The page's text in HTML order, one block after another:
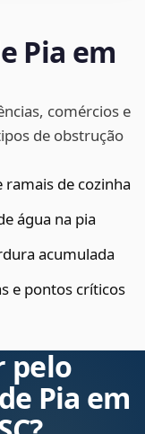
Pia em
comércios e
de obstrução
de cozinha
água na pia
acumulada
e pontos críticos
pelo
Pia em